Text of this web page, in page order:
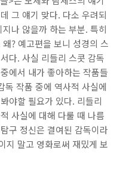
그 얘기 맞다. 다소 우려되
나 않을까 하는 부분. 특히
? 예고편을 보니 성경의 스
다. 사실 리들리 스콧 감독
에서 내가 좋아하는 작품들
독 작품 중에 역사적 사실에
야할 필요가 있다. 리들리
사실에 대해 다룰 때 나름
구 정신은 결여된 감독이라
지 말고 영화로써 재밌게 보